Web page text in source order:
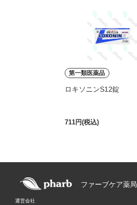
第一類医薬品
ロキソニンS12錠
711円(税込)
ファーブケア薬局
運営会社